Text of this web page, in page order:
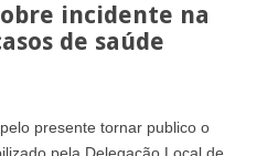
incidente na
de saúde
presente tornar publico o